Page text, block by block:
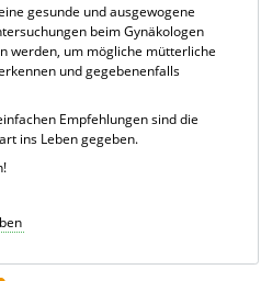
gesunde und ausgewogene
beim Gynäkologen
werden, um mögliche mütterliche
und gegebenenfalls
Empfehlungen sind die
ins Leben gegeben.